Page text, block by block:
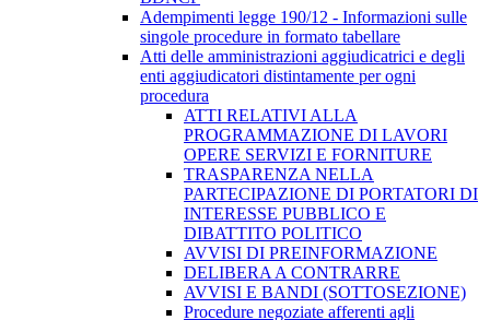
Adempimenti legge 190/12 - Informazioni sulle
singole procedure in formato tabellare
Atti delle amministrazioni aggiudicatrici e degli
enti aggiudicatori distintamente per ogni
procedura
ATTI RELATIVI ALLA
PROGRAMMAZIONE DI LAVORI
OPERE SERVIZI E FORNITURE
TRASPARENZA NELLA
PARTECIPAZIONE DI PORTATORI DI
INTERESSE PUBBLICO E
DIBATTITO POLITICO
AVVISI DI PREINFORMAZIONE
DELIBERA A CONTRARRE
AVVISI E BANDI (SOTTOSEZIONE)
Procedure negoziate afferenti agli